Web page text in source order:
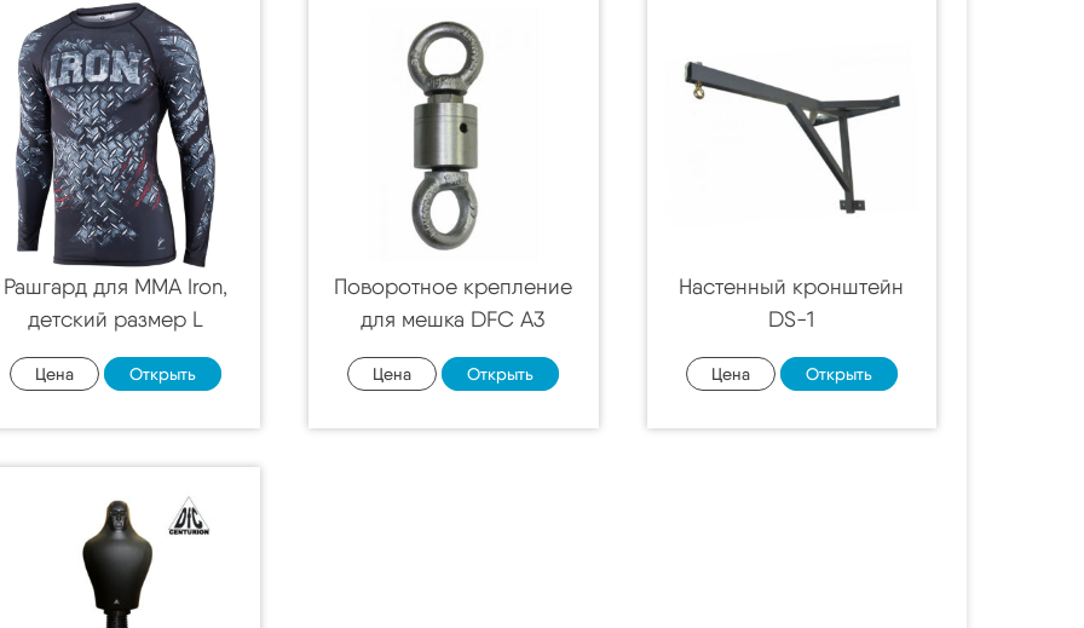
Рашгард для MMA Iron,
детский размер L
Цена Открыть
Поворотное крепление
для мешка DFC A3
Цена Открыть
Настенный кронштейн
DS-1
Цена Открыть